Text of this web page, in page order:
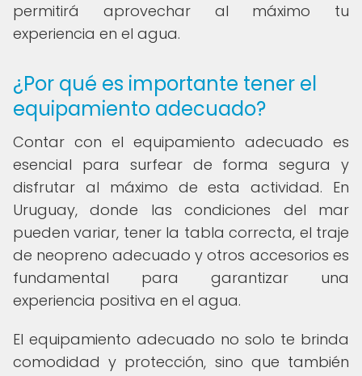
permitirá aprovechar al máximo tu
experiencia en el agua.
¿Por qué es importante tener el
equipamiento adecuado?
Contar con el equipamiento adecuado es
esencial para surfear de forma segura y
disfrutar al máximo de esta actividad. En
Uruguay, donde las condiciones del mar
pueden variar, tener la tabla correcta, el traje
de neopreno adecuado y otros accesorios es
fundamental para garantizar una
experiencia positiva en el agua.
El equipamiento adecuado no solo te brinda
comodidad y protección, sino que también